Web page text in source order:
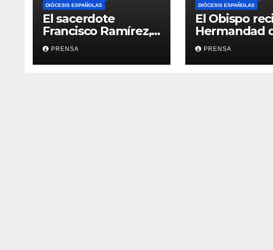
DIÓCESIS ESPAÑOLAS
El sacerdote
Francisco Ramírez,
en El Espejo de la
Iglesia
PRENSA
DIÓCESIS ESPAÑOLAS
El Obispo
Hermandad
Calvario
PRENSA